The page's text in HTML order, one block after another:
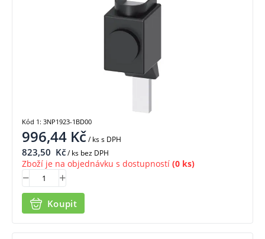
996,44 Kč/ kss DPH
823,50 Kč/ ks bez DPH
Zboží je na objednávku s dostupností (0 ks)
Koupit
Kód 1: 3NP1923-1BD00